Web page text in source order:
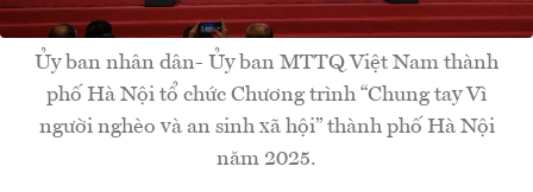
Ủy ban nhân dân- Ủy ban MTTQ Việt Nam thành
phố Hà Nội tổ chức Chương trình “Chung tay Vì
người nghèo và an sinh xã hội” thành phố Hà Nội
năm 2025.